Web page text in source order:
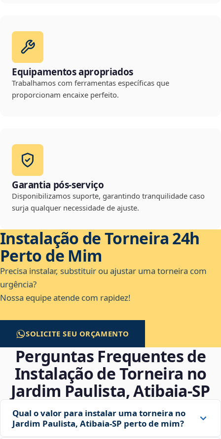
Equipamentos apropriados
Trabalhamos com ferramentas específicas que
proporcionam encaixe perfeito.
Garantia pós-serviço
Disponibilizamos suporte, garantindo tranquilidade caso
surja qualquer necessidade de ajuste.
Instalação de Torneira 24h
Perto de Mim
Precisa instalar, substituir ou ajustar uma torneira com
urgência?
Nossa equipe atende com rapidez!
SOLICITE SEU ORÇAMENTO
Perguntas Frequentes de
Instalação de Torneira no
Jardim Paulista, Atibaia‑SP
Qual o valor para instalar uma torneira no
Jardim Paulista, Atibaia‑SP perto de mim?